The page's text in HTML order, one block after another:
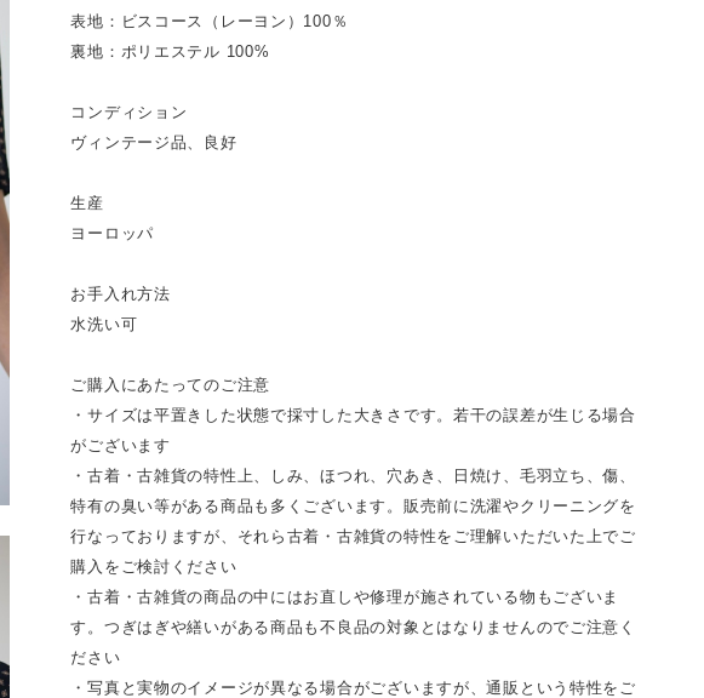
表地：ビスコース（レーヨン）100％
裏地：ポリエステル 100%
コンディション
ヴィンテージ品、良好
生産
ヨーロッパ
お手入れ方法
水洗い可
ご購入にあたってのご注意
・サイズは平置きした状態で採寸した大きさです。若干の誤差が生じる場合
がございます
・古着・古雑貨の特性上、しみ、ほつれ、穴あき、日焼け、毛羽立ち、傷、
特有の臭い等がある商品も多くございます。販売前に洗濯やクリーニングを
行なっておりますが、それら古着・古雑貨の特性をご理解いただいた上でご
購入をご検討ください
・古着・古雑貨の商品の中にはお直しや修理が施されている物もございま
す。つぎはぎや繕いがある商品も不良品の対象とはなりませんのでご注意く
ださい
・写真と実物のイメージが異なる場合がございますが、通販という特性をご